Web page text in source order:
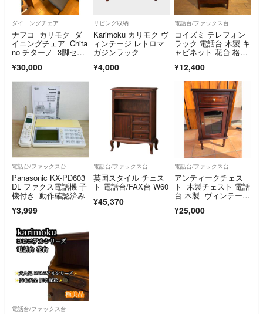
ダイニングチェア
ナフコ カリモク ダ
イニングチェア Chita
no チターノ 3脚セッ
¥30,000
リビング収納
Karimoku カリモク ヴ
ィンテージ レトロマ
ガジンラック
¥4,000
電話台/ファックス台
コイズミ テレフォン
ラック 電話台 木製 キ
ャビネット 花台 格
¥12,400
電話台/ファックス台
Panasonic KX-PD603
DL ファクス電話機 子
機付き 動作確認済み
¥3,999
電話台/ファックス台
英国スタイル チェス
ト 電話台/FAX台 W60
¥45,370
電話台/ファックス台
アンティークチェス
ト 木製チェスト 電話
台 木製 ヴィンテー
¥25,000
電話台/ファックス台